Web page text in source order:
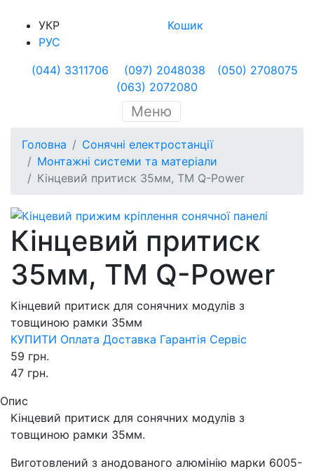
УКР
РУС
Кошик
(044) 3311706 (097) 2048038
(050) 2708075
(063) 2072080
Меню
Головна
Сонячні електростанції
Монтажні системи та матеріали
Кінцевий притиск 35мм, ТМ Q-Power
Кінцевий притиск
35мм, ТМ Q-Power
Кінцевий притиск для сонячних модулів з
товщиною рамки 35мм
КУПИТИ Оплата Доставка Гарантія Сервіс
59 грн.
47 грн.
Опис
Кінцевий притиск для сонячних модулів з
товщиною рамки 35мм.
Виготовлений з анодованого алюмінію марки 6005-